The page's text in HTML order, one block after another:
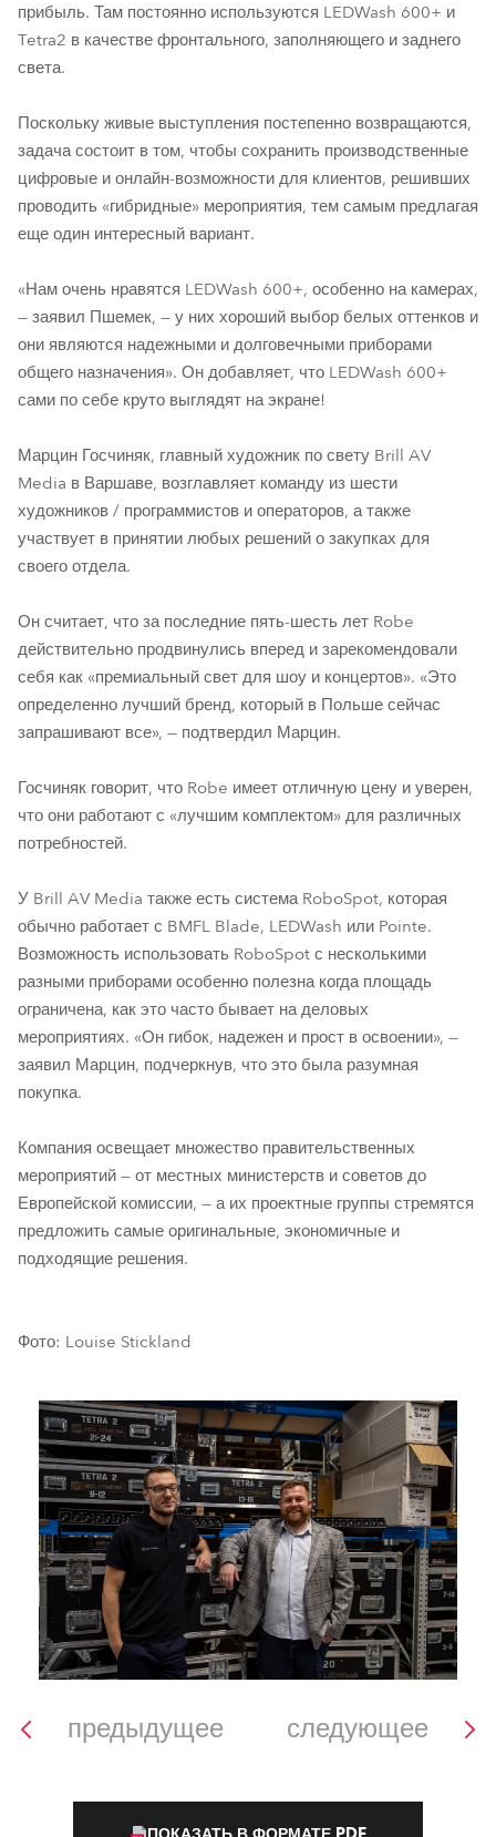
прибыль. Там постоянно используются LEDWash 600+ и
Tetra2 в качестве фронтального, заполняющего и заднего
света.
Поскольку живые выступления постепенно возвращаются,
задача состоит в том, чтобы сохранить производственные
цифровые и онлайн-возможности для клиентов, решивших
проводить «гибридные» мероприятия, тем самым предлагая
еще один интересный вариант.
«Нам очень нравятся LEDWash 600+, особенно на камерах,
— заявил Пшемек, — у них хороший выбор белых оттенков и
они являются надежными и долговечными приборами
общего назначения». Он добавляет, что LEDWash 600+
сами по себе круто выглядят на экране!
Марцин Госчиняк, главный художник по свету Brill AV
Media в Варшаве, возглавляет команду из шести
художников / программистов и операторов, а также
участвует в принятии любых решений о закупках для
своего отдела.
Он считает, что за последние пять-шесть лет Robe
действительно продвинулись вперед и зарекомендовали
себя как «премиальный свет для шоу и концертов». «Это
определенно лучший бренд, который в Польше сейчас
запрашивают все», — подтвердил Марцин.
Госчиняк говорит, что Robe имеет отличную цену и уверен,
что они работают с «лучшим комплектом» для различных
потребностей.
У Brill AV Media также есть система RoboSpot, которая
обычно работает с BMFL Blade, LEDWash или Pointe.
Возможность использовать RoboSpot с несколькими
разными приборами особенно полезна когда площадь
ограничена, как это часто бывает на деловых
мероприятиях. «Он гибок, надежен и прост в освоении», —
заявил Марцин, подчеркнув, что это была разумная
покупка.
Компания освещает множество правительственных
мероприятий — от местных министерств и советов до
Европейской комиссии, — а их проектные группы стремятся
предложить самые оригинальные, экономичные и
подходящие решения.
Фото: Louise Stickland
предыдущее следующее